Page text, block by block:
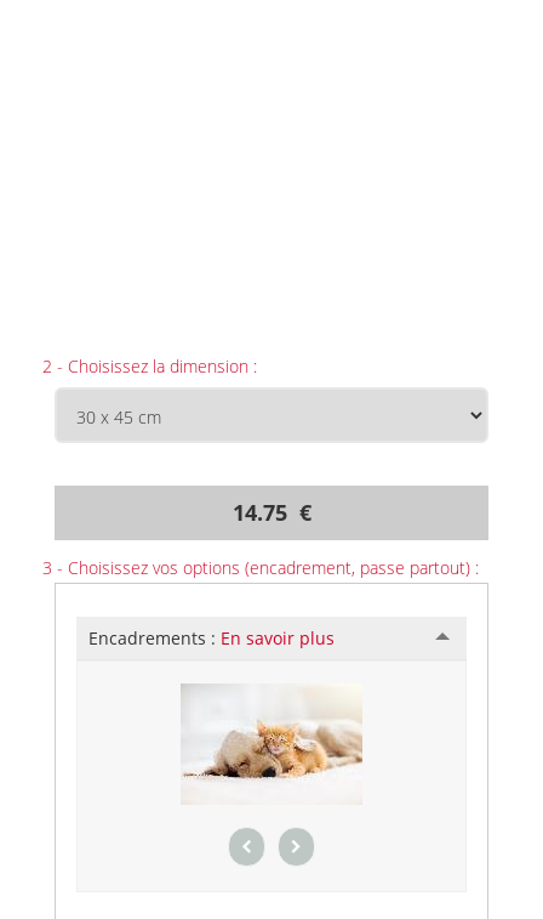
2 - Choisissez la dimension :
14.75 €
3 - Choisissez vos options (encadrement, passe partout) :
Encadrements : En savoir plus